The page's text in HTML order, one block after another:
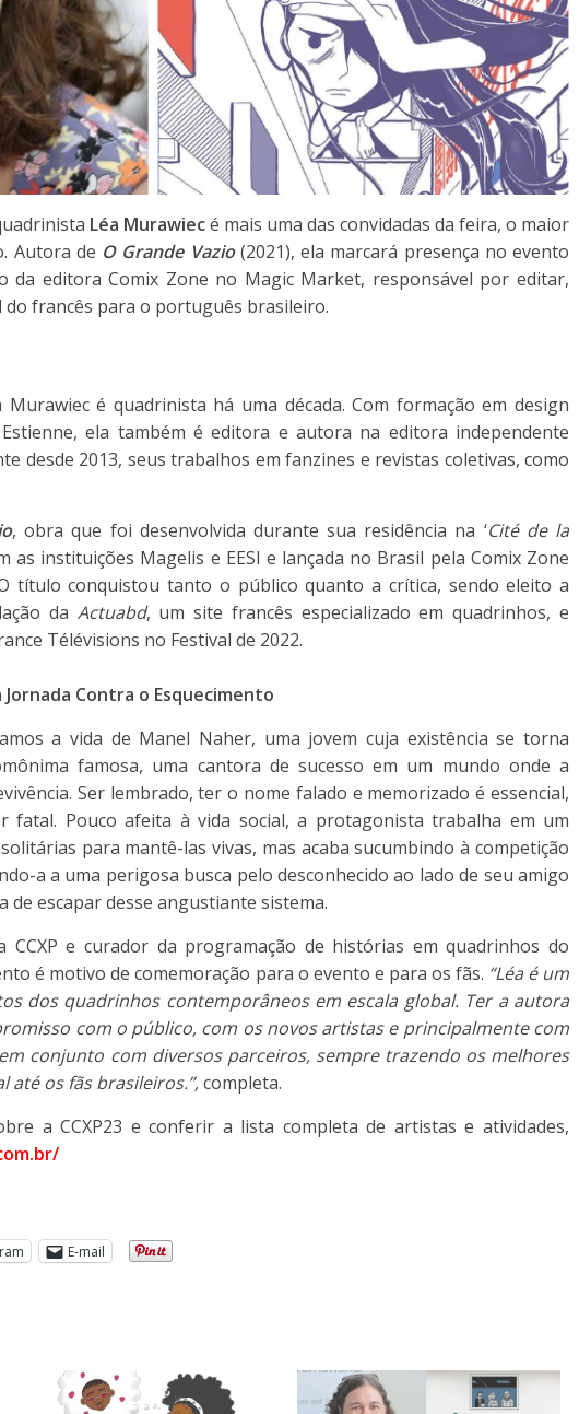
Léa Murawiecé mais uma das convidadas da feira, o maior
Autora de O Grande Vazio(2021), ela marcará presença no evento
da editora Comix Zone no Magic Market, responsável por editar,
francês para o português brasileiro.
Murawiec é quadrinista há uma década. Com formação em design
ela também é editora e autora na editora independente
desde 2013, seus trabalhos em fanzines e revistas coletivas, como
, obra que foi desenvolvida durante sua residência na ‘Cité de la
as instituições Magelis e EESI e lançada no Brasil pela Comix Zone
título conquistou tanto o público quanto a crítica, sendo eleito a
da Actuabd, um site francês especializado em quadrinhos, e
Télévisions no Festival de 2022.
Contra o Esquecimento
a vida de Manel Naher, uma jovem cuja existência se torna
famosa, uma cantora de sucesso em um mundo onde a
Ser lembrado, ter o nome falado e memorizado é essencial,
fatal. Pouco afeita à vida social, a protagonista trabalha em um
para mantê-las vivas, mas acaba sucumbindo à competição
a a uma perigosa busca pelo desconhecido ao lado de seu amigo
de escapar desse angustiante sistema.
CCXP e curador da programação de histórias em quadrinhos do
é motivo de comemoração para o evento e para os fãs. “Léa é um
dos quadrinhos contemporâneos em escala global. Ter a autora
com o público, com os novos artistas e principalmente com
conjunto com diversos parceiros, sempre trazendo os melhores
os fãs brasileiros.”,completa.
a CCXP23 e conferir a lista completa de artistas e atividades,
E-mail